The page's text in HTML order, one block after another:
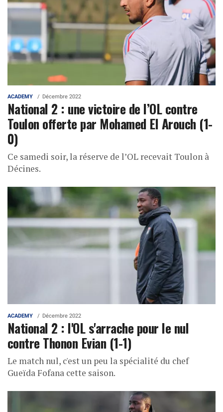
ACADEMY Décembre 2022
National 2 : une victoire de l’OL contre
Toulon offerte par Mohamed El Arouch (1-
0)
Ce samedi soir, la réserve de l’OL recevait Toulon à
Décines.
ACADEMY Décembre 2022
National 2 : l'OL s'arrache pour le nul
contre Thonon Evian (1-1)
Le match nul, c'est un peu la spécialité du chef
Gueïda Fofana cette saison.